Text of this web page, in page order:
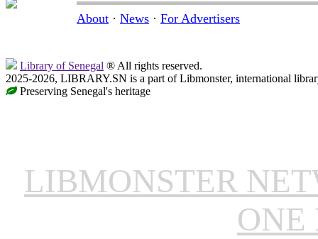
About · News · For Advertisers
Library of Senegal ® All rights reserved.
2025-2026, LIBRARY.SN is a part of Libmonster, international
Preserving Senegal's heritage
LIBMONSTER
ONE